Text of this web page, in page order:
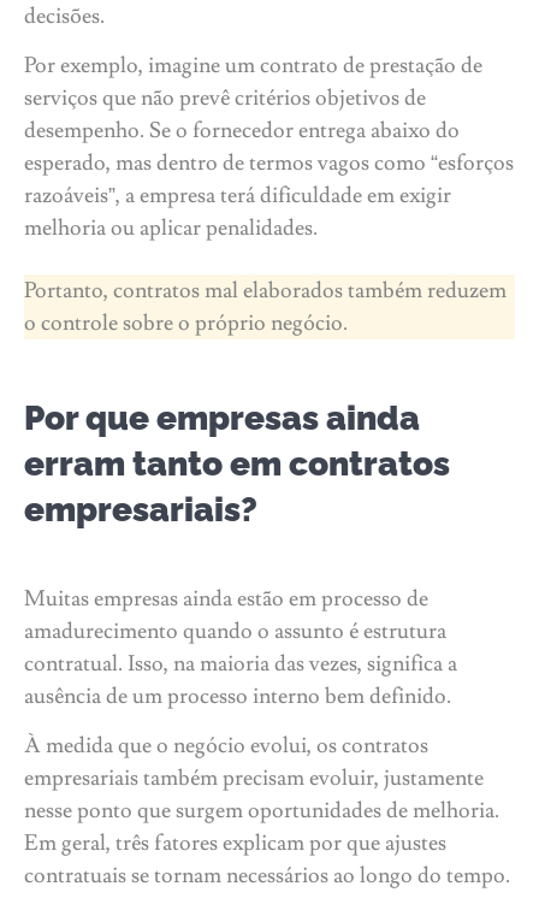
decisões.
Por exemplo, imagine um contrato de prestação de
serviços que não prevê critérios objetivos de
desempenho. Se o fornecedor entrega abaixo do
esperado, mas dentro de termos vagos como “esforços
razoáveis”, a empresa terá dificuldade em exigir
melhoria ou aplicar penalidades.
Portanto, contratos mal elaborados também reduzem
o controle sobre o próprio negócio.
Por que empresas ainda
erram tanto em contratos
empresariais?
Muitas empresas ainda estão em processo de
amadurecimento quando o assunto é estrutura
contratual. Isso, na maioria das vezes, significa a
ausência de um processo interno bem definido.
À medida que o negócio evolui, os contratos
empresariais também precisam evoluir, justamente
nesse ponto que surgem oportunidades de melhoria.
Em geral, três fatores explicam por que ajustes
contratuais se tornam necessários ao longo do tempo.